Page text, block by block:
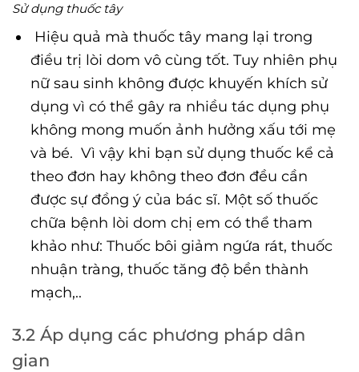
Sử dụng thuốc tây
Hiệu quả mà thuốc tây mang lại trong
điều trị lòi dom vô cùng tốt. Tuy nhiên phụ
nữ sau sinh không được khuyến khích sử
dụng vì có thể gây ra nhiều tác dụng phụ
không mong muốn ảnh hưởng xấu tới mẹ
và bé. Vì vậy khi bạn sử dụng thuốc kể cả
theo đơn hay không theo đơn đều cần
được sự đồng ý của bác sĩ. Một số thuốc
chữa bệnh lòi dom chị em có thể tham
khảo như: Thuốc bôi giảm ngứa rát, thuốc
nhuận tràng, thuốc tăng độ bền thành
mạch,..
3.2 Áp dụng các phương pháp dân
gian